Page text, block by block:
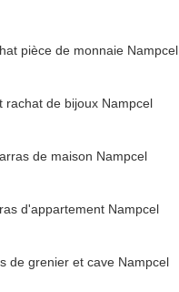
pièce de monnaie Nampcel
rachat de bijoux Nampcel
de maison Nampcel
d'appartement Nampcel
de grenier et cave Nampcel